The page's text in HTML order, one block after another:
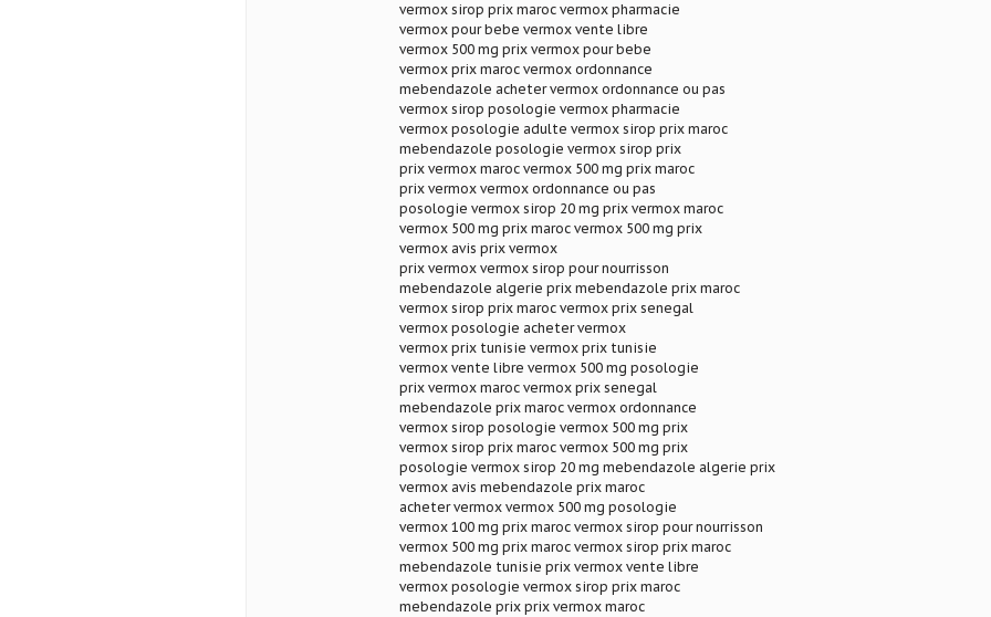
vermox sirop prix maroc vermox pharmacie
vermox pour bebe vermox vente libre
vermox 500 mg prix vermox pour bebe
vermox prix maroc vermox ordonnance
mebendazole acheter vermox ordonnance ou pas
vermox sirop posologie vermox pharmacie
vermox posologie adulte vermox sirop prix maroc
mebendazole posologie vermox sirop prix
prix vermox maroc vermox 500 mg prix maroc
prix vermox vermox ordonnance ou pas
posologie vermox sirop 20 mg prix vermox maroc
vermox 500 mg prix maroc vermox 500 mg prix
vermox avis prix vermox
prix vermox vermox sirop pour nourrisson
mebendazole algerie prix mebendazole prix maroc
vermox sirop prix maroc vermox prix senegal
vermox posologie acheter vermox
vermox prix tunisie vermox prix tunisie
vermox vente libre vermox 500 mg posologie
prix vermox maroc vermox prix senegal
mebendazole prix maroc vermox ordonnance
vermox sirop posologie vermox 500 mg prix
vermox sirop prix maroc vermox 500 mg prix
posologie vermox sirop 20 mg mebendazole algerie prix
vermox avis mebendazole prix maroc
acheter vermox vermox 500 mg posologie
vermox 100 mg prix maroc vermox sirop pour nourrisson
vermox 500 mg prix maroc vermox sirop prix maroc
mebendazole tunisie prix vermox vente libre
vermox posologie vermox sirop prix maroc
mebendazole prix prix vermox maroc